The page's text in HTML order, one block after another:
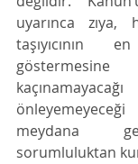
uyarınca zıya,
taşıyıcının
meydana
sorumluluktan